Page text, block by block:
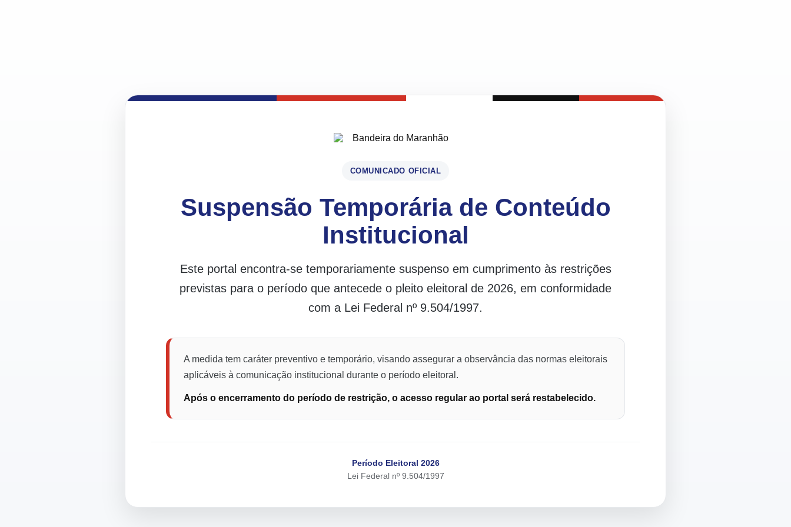
COMUNICADO OFICIAL
Suspensão Temporária de Conteúdo
Institucional
Este portal encontra-se temporariamente suspenso em cumprimento às restrições
previstas para o período que antecede o pleito eleitoral de 2026, em conformidade
com a Lei Federal nº 9.504/1997.
A medida tem caráter preventivo e temporário, visando assegurar a observância das normas eleitorais
aplicáveis à comunicação institucional durante o período eleitoral.
Após o encerramento do período de restrição, o acesso regular ao portal será restabelecido.
Período Eleitoral 2026
Lei Federal nº 9.504/1997